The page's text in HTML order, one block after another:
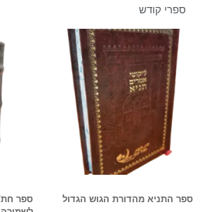
ספרי קודש
ספר התניא מהדורת הגוש הגדול
ספר